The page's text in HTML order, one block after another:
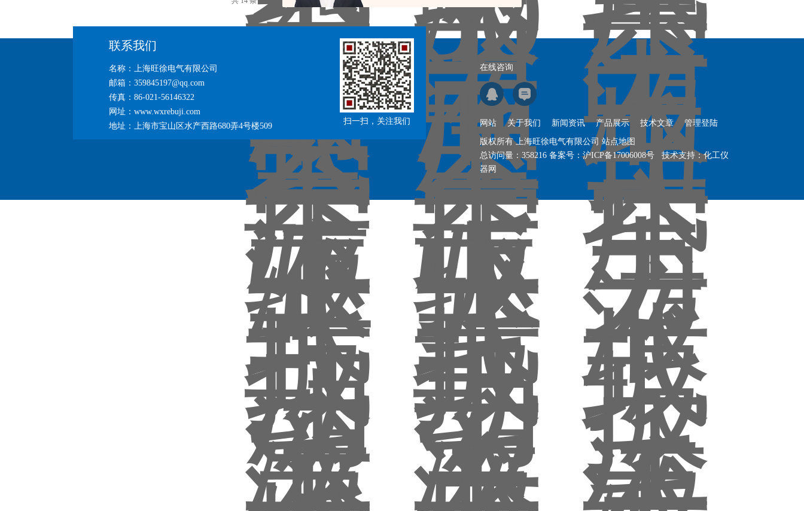
联系我们
名称：上海旺徐电气有限公司
邮箱：359845197@qq.com
传真：86-021-56146322
网址：www.wxrebuji.com
地址：上海市宝山区水产西路680弄4号楼509
扫一扫，关注我们
在线咨询
网站 关于我们 新闻资讯 产品展示 技术文章 管理登陆
版权所有 上海旺徐电气有限公司 站点地图
总访问量： 358216 备案号：沪ICP备17006008号 技术支持：化工仪
器网